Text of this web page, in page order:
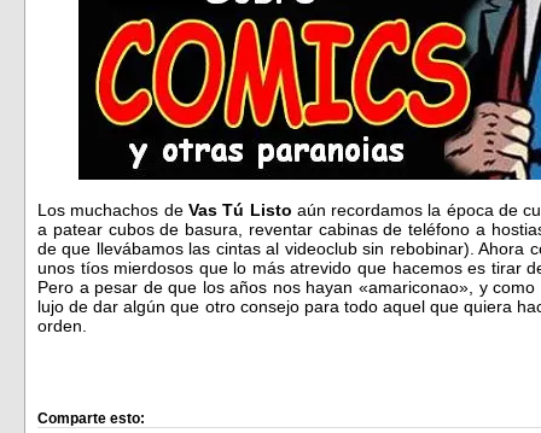
Los muchachos deVas Tú Listo aún recordamos la época de
a patear cubos de basura, reventar cabinas de teléfono a
de que llevábamos las cintas al videoclub sin rebobinar). Ahora
unos tíos mierdosos que lo más atrevido que hacemos es tirar
Pero a pesar de que los años nos hayan «amariconao», y
lujo de dar algún que otro consejo para todo aquel que quiera
orden.
Comparte esto: